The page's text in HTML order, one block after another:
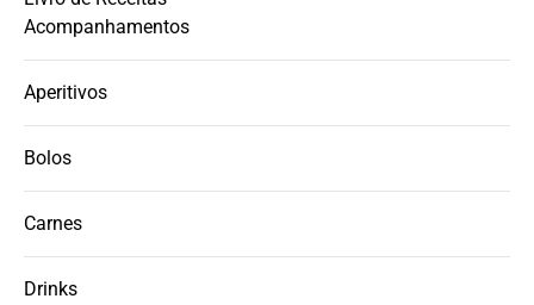
Acompanhamentos
Aperitivos
Bolos
Carnes
Drinks